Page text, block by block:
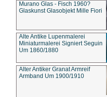
Murano Glas - Fisch 1960?
Glaskunst Glasobjekt Mille Fiori
Alte Antike Lupenmalerei
Miniaturmalerei Signiert Seguin
Um 1860/1880
Alter Antiker Granat Armreif
Armband Um 1900/1910